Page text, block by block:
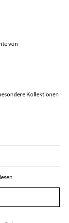
von
Kollektionen